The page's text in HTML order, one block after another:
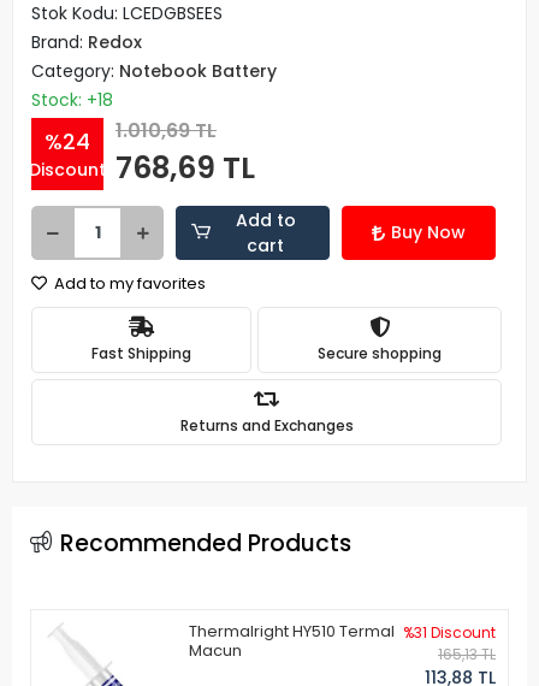
Stok Kodu: LCEDGBSEES
Brand: Redox
Category: Notebook Battery
Stock: +18
%24
Discount
1.010,69 TL
768,69 TL
Add to
cart
Buy Now
Add to my favorites
Fast Shipping Secure shopping
Returns and Exchanges
Recommended Products
Thermalright HY510 Termal
Macun
%31 Discount
165,13 TL
113,88 TL